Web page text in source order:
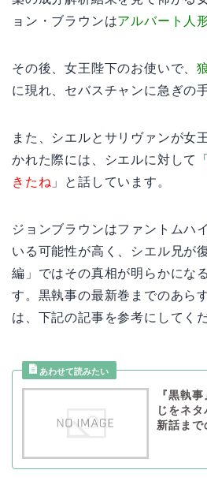
ョン・ブラウンはアルバート人
その後、女王陛下のお使いで、
に現れ、セバスチャンに急ぎの
また、シエルとサリヴァンが女
かれた際には、シエルに対して「
きたね 」と話しています。
ジョンブラウンはファントムハ
いる可能性が高く、シエル兄が
編」ではその真相が明らかにな
す。黒執事の最新巻までのあら
は、下記の記事を参考にしてく
『黒執
じをネ
新話ま